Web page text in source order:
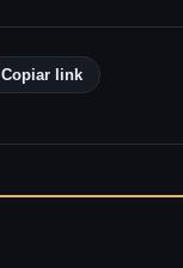
Copiar link